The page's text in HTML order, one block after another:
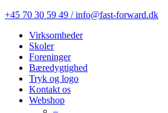
+45 70 30 59 49 / info@fast-forward.dk
Virksomheder
Skoler
Foreninger
Bæredygtighed
Tryk og logo
Kontakt os
Webshop
–